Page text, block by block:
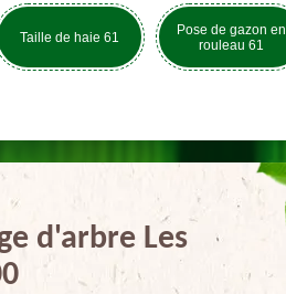
Taille de haie 61
Pose de gazon en
rouleau 61
d'arbre Les